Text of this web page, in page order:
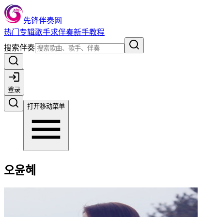
先锋伴奏网
热门 专辑歌手求伴奏新手教程
搜索伴奏
登录
打开移动菜单
오윤혜